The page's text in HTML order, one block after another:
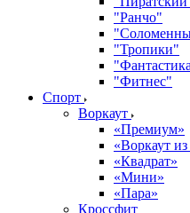
"Ранчо"
"Тропики"
"Фитнес"
Спорт
Воркаут
«Премиум»
«Воркаут
«Квадрат»
«Мини»
«Пара»
Кроссфит